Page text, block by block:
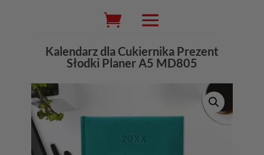
Wyszukiwarka
produktów
Kalendarz dla Cukiernika Prezent
Słodki Planer A5 MD805